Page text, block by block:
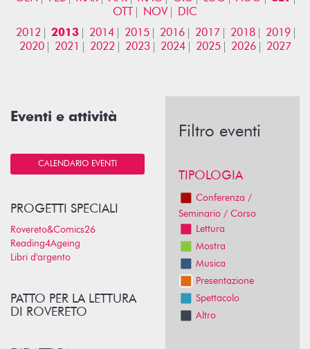
OTT
NOV
DIC
2012
2013 2014 2015 2016 2017 2018
2019
2020
2021 2022 2023 2024 2025 2026 2027
Eventi e attività
CALENDARIO EVENTI
PROGETTI SPECIALI
Rovereto&Comics26
Reading4Ageing
Libri d'argento
PATTO PER LA LETTURA
DI ROVERETO
Filtro eventi
TIPOLOGIA
Conferenza /
Seminario / Corso
Lettura
Mostra
Musica
Presentazione
Spettacolo
Altro